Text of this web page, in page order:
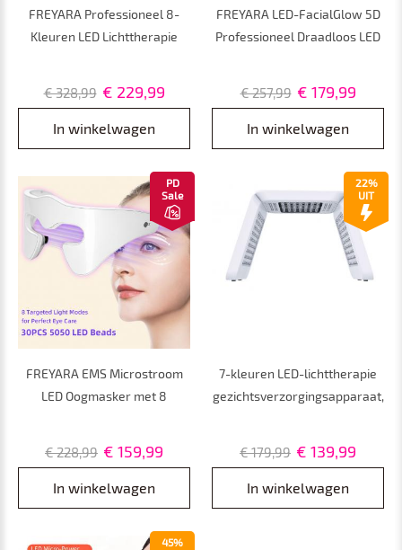
FREYARA Professioneel 8-
Kleuren LED Lichttherapie
Gezicht en Kaaklijn, Anti-
aging, Glow, Rimpels en Acne
€ 328,99 € 229,99
In winkelwagen
FREYARA LED-FacialGlow 5D
Professioneel Draadloos LED
Rimpels, Collageenboost en
Huidverjonging
€ 257,99 € 179,99
In winkelwagen
PD
Sale
FREYARA EMS Microstroom
LED Oogmasker met 8
Kringen, Rimpels,
Kraaienpootjes en Fijne
Lijntjes
€ 228,99 € 159,99
In winkelwagen
22%
UIT
7-kleuren LED-lichttherapie
gezichtsverzorgingsapparaat,
schoonheidsinstrument
€ 179,99 € 139,99
In winkelwagen
45%